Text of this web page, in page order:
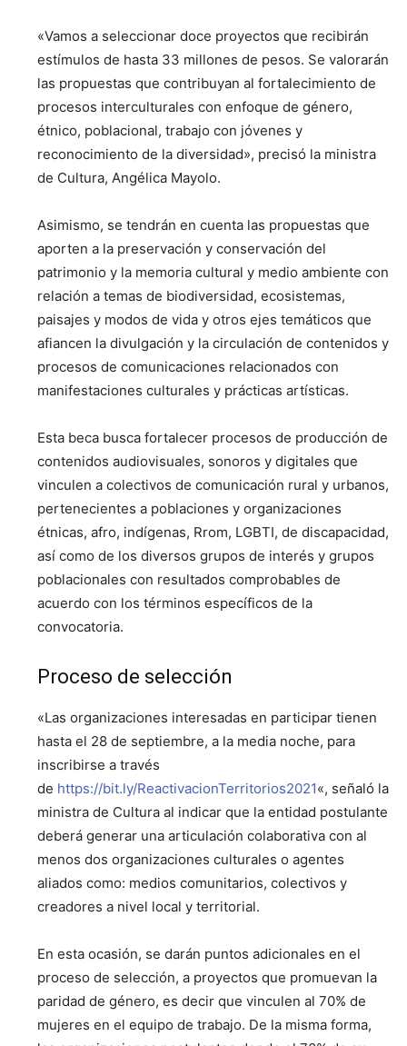
«Vamos a seleccionar doce proyectos que recibirán
estímulos de hasta 33 millones de pesos. Se valorarán
las propuestas que contribuyan al fortalecimiento de
procesos interculturales con enfoque de género,
étnico, poblacional, trabajo con jóvenes y
reconocimiento de la diversidad», precisó la ministra
de Cultura, Angélica Mayolo.
Asimismo, se tendrán en cuenta las propuestas que
aporten a la preservación y conservación del
patrimonio y la memoria cultural y medio ambiente con
relación a temas de biodiversidad, ecosistemas,
paisajes y modos de vida y otros ejes temáticos que
afiancen la divulgación y la circulación de contenidos y
procesos de comunicaciones relacionados con
manifestaciones culturales y prácticas artísticas.
Esta beca busca fortalecer procesos de producción de
contenidos audiovisuales, sonoros y digitales que
vinculen a colectivos de comunicación rural y urbanos,
pertenecientes a poblaciones y organizaciones
étnicas, afro, indígenas, Rrom, LGBTI, de discapacidad,
así como de los diversos grupos de interés y grupos
poblacionales con resultados comprobables de
acuerdo con los términos específicos de la
convocatoria.
Proceso de selección
«Las organizaciones interesadas en participar tienen
hasta el 28 de septiembre, a la media noche, para
inscribirse a través
de https://bit.ly/ReactivacionTerritorios2021«, señaló la
ministra de Cultura al indicar que la entidad postulante
deberá generar una articulación colaborativa con al
menos dos organizaciones culturales o agentes
aliados como: medios comunitarios, colectivos y
creadores a nivel local y territorial.
En esta ocasión, se darán puntos adicionales en el
proceso de selección, a proyectos que promuevan la
paridad de género, es decir que vinculen al 70% de
mujeres en el equipo de trabajo. De la misma forma,